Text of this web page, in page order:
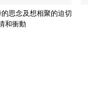
思念及想相聚的迫切
和衝動